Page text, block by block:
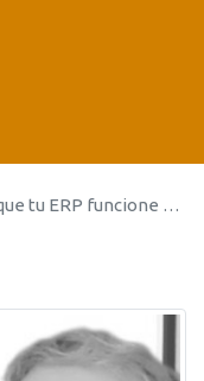
la mes para hacer que tu empresa sea eficiente y escalable